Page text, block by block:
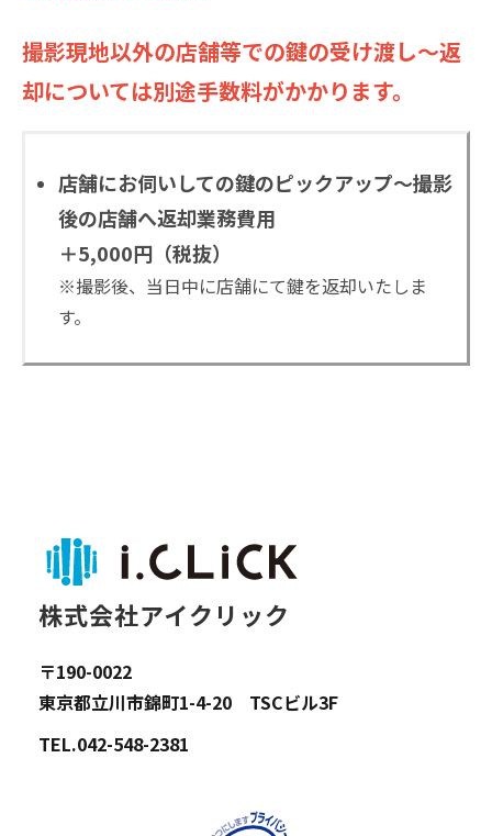
撮影現地以外の店舗等での鍵の受け渡し～返
却については別途手数料がかかります。
店舗にお伺いしての鍵のピックアップ～撮影
後の店舗へ返却業務費用
＋5,000円（税抜）
※撮影後、当日中に店舗にて鍵を返却いたしま
す。
株式会社アイクリック
〒190-0022
東京都立川市錦町1-4-20 TSCビル3F
TEL.042-548-2381